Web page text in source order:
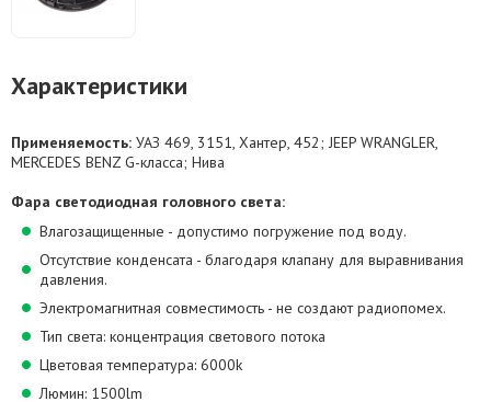
Характеристики
Применяемость: УАЗ 469, 3151, Хантер, 452; JEEP WRANGLER,
MERCEDES BENZ G-класса; Нива
Фара светодиодная головного света:
Влагозащищенные - допустимо погружение под воду.
Отсутствие конденсата - благодаря клапану для выравнивания
давления.
Электромагнитная совместимость - не создают радиопомех.
Тип света: концентрация светового потока
Цветовая температура: 6000k
Люмин: 1500lm